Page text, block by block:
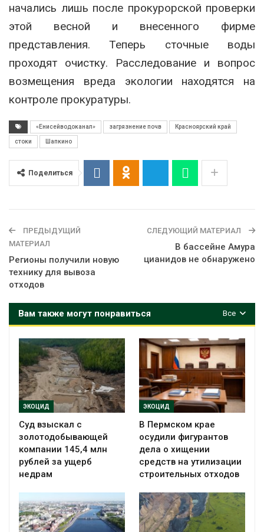
начались лишь после прокурорской проверки
этой весной и внесенного фирме
представления. Теперь сточные воды
проходят очистку. Расследование и вопрос
возмещения вреда экологии находятся на
контроле прокуратуры.
«Енисейводоканал» загрязнение почв Красноярский край
стоки Шапкино
Поделиться
ПРЕДЫДУЩИЙ
МАТЕРИАЛ
Регионы получили новую
технику для вывоза
отходов
СЛЕДУЮЩИЙ МАТЕРИАЛ
В бассейне Амура
цианидов не обнаружено
Все
Вам также могут понравиться
ЭКОЦИД
Суд взыскал с
золотодобывающей
компании 145,4 млн
рублей за ущерб
недрам
ЭКОЦИД
В Пермском крае
осудили фигурантов
дела о хищении
средств на утилизации
строительных отходов